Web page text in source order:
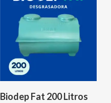
Leer Más
Biodep Fat 200 Litros